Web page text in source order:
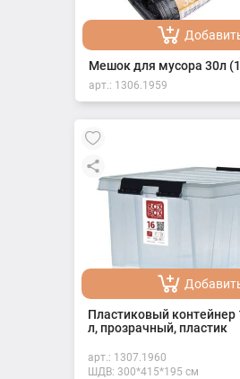
Мешок для мусора 30л
арт.: 1306.1959
Пластиковый контейнер
л, прозрачный, пластик
арт.: 1307.1960
ШДВ: 300*415*195 см